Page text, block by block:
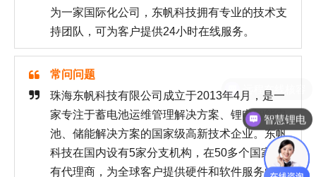
为一家国际化公司，东帆科技拥有专业的技术支
持团队，可为客户提供24小时在线服务。
常问问题
珠海东帆科技有限公司成立于2013年4月，是一
家专注于蓄电池运维管理解决方案、锂电智能电
池、储能解决方案的国家级高新技术企业。东帆
科技在国内设有5家分支机构，在50多个国家设
有代理商，为全球客户提供硬件和软件服务的整
智慧锂电